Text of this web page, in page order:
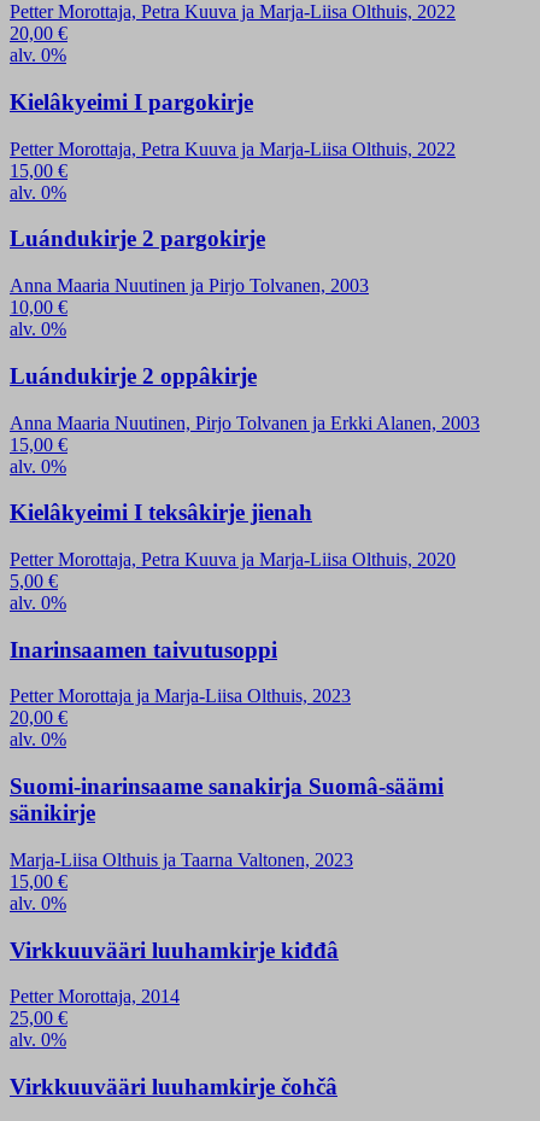
Petter Morottaja, Petra Kuuva ja Marja-Liisa Olthuis, 2022
20,00 €
alv. 0%
Kielâkyeimi I pargokirje
Petter Morottaja, Petra Kuuva ja Marja-Liisa Olthuis, 2022
15,00 €
alv. 0%
Luándukirje 2 pargokirje
Anna Maaria Nuutinen ja Pirjo Tolvanen, 2003
10,00 €
alv. 0%
Luándukirje 2 oppâkirje
Anna Maaria Nuutinen, Pirjo Tolvanen ja Erkki Alanen, 2003
15,00 €
alv. 0%
Kielâkyeimi I teksâkirje jienah
Petter Morottaja, Petra Kuuva ja Marja-Liisa Olthuis, 2020
5,00 €
alv. 0%
Inarinsaamen taivutusoppi
Petter Morottaja ja Marja-Liisa Olthuis, 2023
20,00 €
alv. 0%
Suomi-inarinsaame sanakirja Suomâ-säämi
sänikirje
Marja-Liisa Olthuis ja Taarna Valtonen, 2023
15,00 €
alv. 0%
Virkkuuvääri luuhamkirje kiđđâ
Petter Morottaja, 2014
25,00 €
alv. 0%
Virkkuuvääri luuhamkirje čohčâ